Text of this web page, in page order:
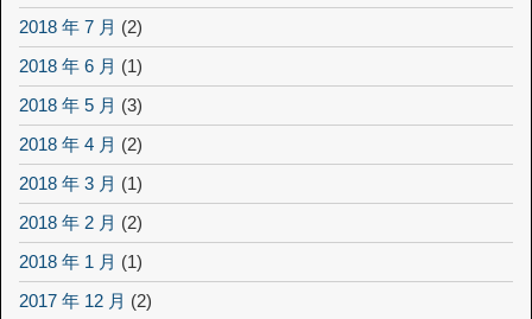
2018 年 7 月 (2)
2018 年 6 月 (1)
2018 年 5 月 (3)
2018 年 4 月 (2)
2018 年 3 月 (1)
2018 年 2 月 (2)
2018 年 1 月 (1)
2017 年 12 月 (2)